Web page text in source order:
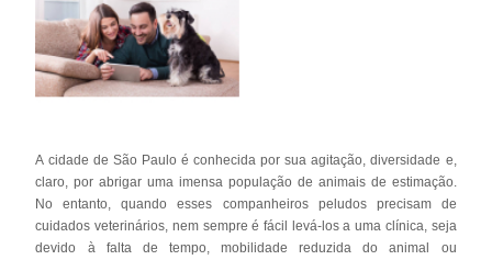
A cidade de São Paulo é conhecida por sua agitação, diversidade e,
claro, por abrigar uma imensa população de animais de estimação.
No entanto, quando esses companheiros peludos precisam de
cuidados veterinários, nem sempre é fácil levá-los a uma clínica, seja
devido à falta de tempo, mobilidade reduzida do animal ou